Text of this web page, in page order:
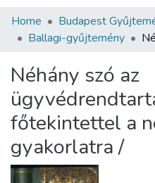
Communities &
Statistics
About us
Home Budapest
Ballagi-gyűjtemény
Néhány szó az
főtekintettel a
gyakorlatra /